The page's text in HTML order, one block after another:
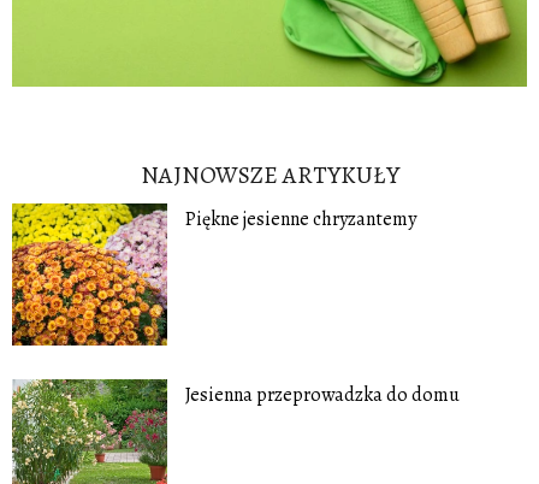
NAJNOWSZE ARTYKUŁY
Piękne jesienne chryzantemy
Jesienna przeprowadzka do domu